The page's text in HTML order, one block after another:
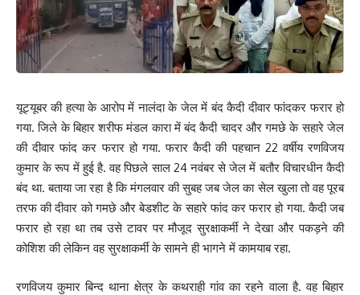
यूट्यूबर की हत्या के आरोप में नालंदा के जेल में बंद कैदी दीवार फांदकर फरार हो
गया. जिले के बिहार शरीफ मंडल कारा में बंद कैदी चादर और गमछे के सहारे जेल
की दीवार फांद कर फरार हो गया. फरार कैदी की पहचान 22 वर्षीय रणविजय
कुमार के रूप में हुई है. वह पिछले साल 24 नवंबर से जेल में बतौर विचारधीन कैदी
बंद था. बताया जा रहा है कि मंगलवार की सुबह जब जेल का सेल खुला तो वह पूरब
तरफ की दीवार को गमछे और बेडशीट के सहारे फांद कर फरार हो गया. कैदी जब
फरार हो रहा था तब उसे टावर पर मौजूद सुरक्षाकर्मी ने देखा और पकड़ने की
कोशिश की लेकिन वह सुरक्षाकर्मी के सामने ही भागने में कामयाब रहा.
रणविजय कुमार बिन्द थाना क्षेत्र के कथराही गांव का रहने वाला है. वह बिहार